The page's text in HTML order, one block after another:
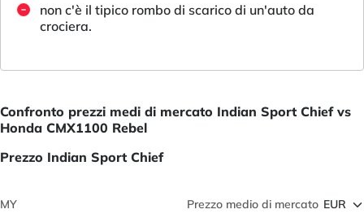
non c'è il tipico rombo di scarico di un'auto da
crociera.
Confronto prezzi medi di mercato Indian Sport Chief vs
Honda CMX1100 Rebel
Prezzo Indian Sport Chief
MY Prezzo medio di mercato